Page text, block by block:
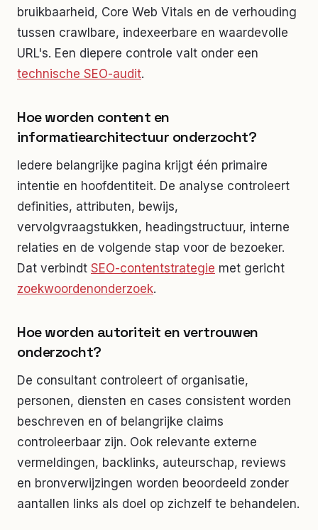
bruikbaarheid, Core Web Vitals en de verhouding
tussen crawlbare, indexeerbare en waardevolle
URL's. Een diepere controle valt onder een
technische SEO-audit.
Hoe worden content en
informatiearchitectuur onderzocht?
Iedere belangrijke pagina krijgt één primaire
intentie en hoofdentiteit. De analyse controleert
definities, attributen, bewijs,
vervolgvraagstukken, headingstructuur, interne
relaties en de volgende stap voor de bezoeker.
Dat verbindt SEO-contentstrategie met gericht
zoekwoordenonderzoek.
Hoe worden autoriteit en vertrouwen
onderzocht?
De consultant controleert of organisatie,
personen, diensten en cases consistent worden
beschreven en of belangrijke claims
controleerbaar zijn. Ook relevante externe
vermeldingen, backlinks, auteurschap, reviews
en bronverwijzingen worden beoordeeld zonder
aantallen links als doel op zichzelf te behandelen.